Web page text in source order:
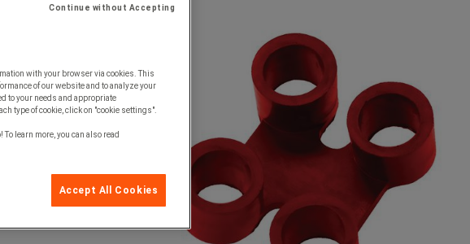
Continue without Accepting
with your browser via cookies. This
of our website and to analyze your
to your needs and appropriate
type of cookie, click on "cookie settings".
learn more, you can also read
Accept All Cookies